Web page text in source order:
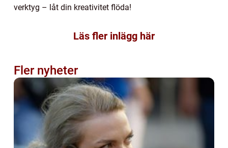
verktyg – låt din kreativitet flöda!
Läs fler inlägg här
Fler nyheter